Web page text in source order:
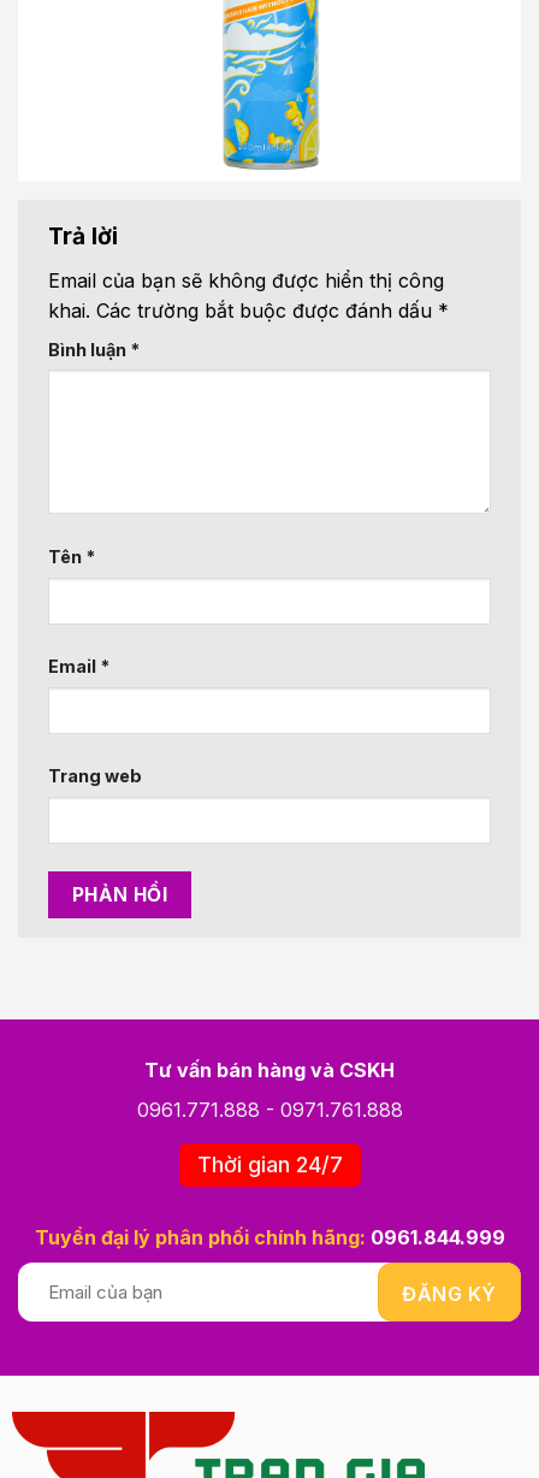
Trả lời
Email của bạn sẽ không được hiển thị công
khai. Các trường bắt buộc được đánh dấu *
Bình luận *
Tên *
Email *
Trang web
Tư vấn bán hàng và CSKH
0961.771.888 - 0971.761.888
Thời gian 24/7
Tuyển đại lý phân phối chính hãng: 0961.844.999